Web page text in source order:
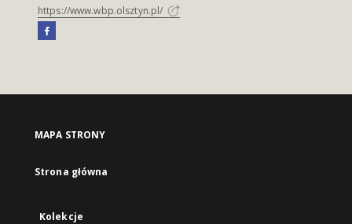
https://www.wbp.olsztyn.pl/
MAPA STRONY
Strona główna
Kolekcje